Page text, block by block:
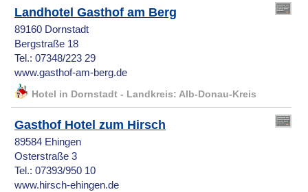
Landhotel Gasthof am Berg
89160 Dornstadt
Bergstraße 18
Tel.: 07348/223 29
www.gasthof-am-berg.de
Hotel in Dornstadt - Landkreis: Alb-Donau-Kreis
Gasthof Hotel zum Hirsch
89584 Ehingen
Osterstraße 3
Tel.: 07393/950 10
www.hirsch-ehingen.de